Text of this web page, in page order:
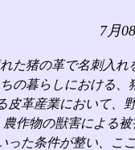
7月
た猪の革で名刺入
の暮らしにおける
皮革産業において、
農作物の獣害による
った条件が整い、こ